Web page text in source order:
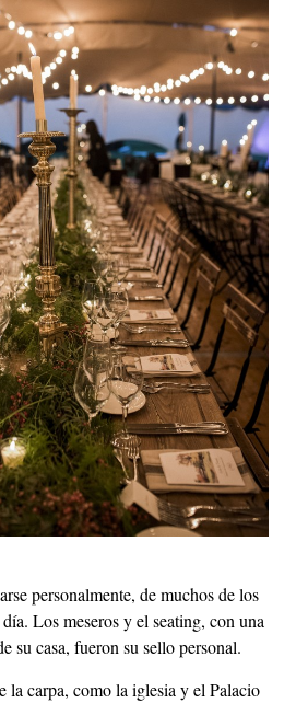
personalmente, de muchos de los
Los meseros y el seating, con una
su casa, fueron su sello personal.
la carpa, como la iglesia y el Palacio